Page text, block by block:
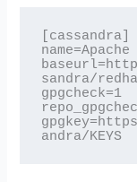
[cassandra]
sandra/
gpgcheck=1
andra/KEYS